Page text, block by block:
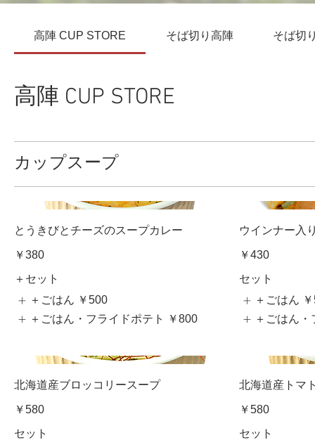
高陣 CUP STORE そば切り高陣 そば切
高陣 CUP STORE
カップスープ
とうきびとチーズのスープカレー
￥380
＋セット
＋ごはん ￥500
＋ごはん・フライドポテト
￥800
ウインナー入
￥430
セット
＋ごはん
＋ごはん
北海道産ブロッコリースープ
￥580
セット
北海道産トマ
￥580
セット